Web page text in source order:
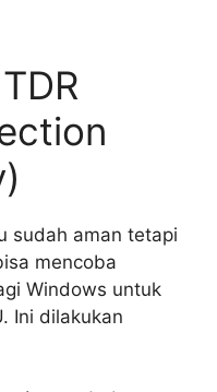
sudah aman tetapi
mencoba
Windows untuk
Ini dilakukan